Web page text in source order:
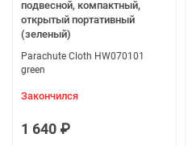
подвесной, компактный,
открытый портативный
(зеленый)
Parachute Cloth HW070101
green
Закончился
1 640 ₽